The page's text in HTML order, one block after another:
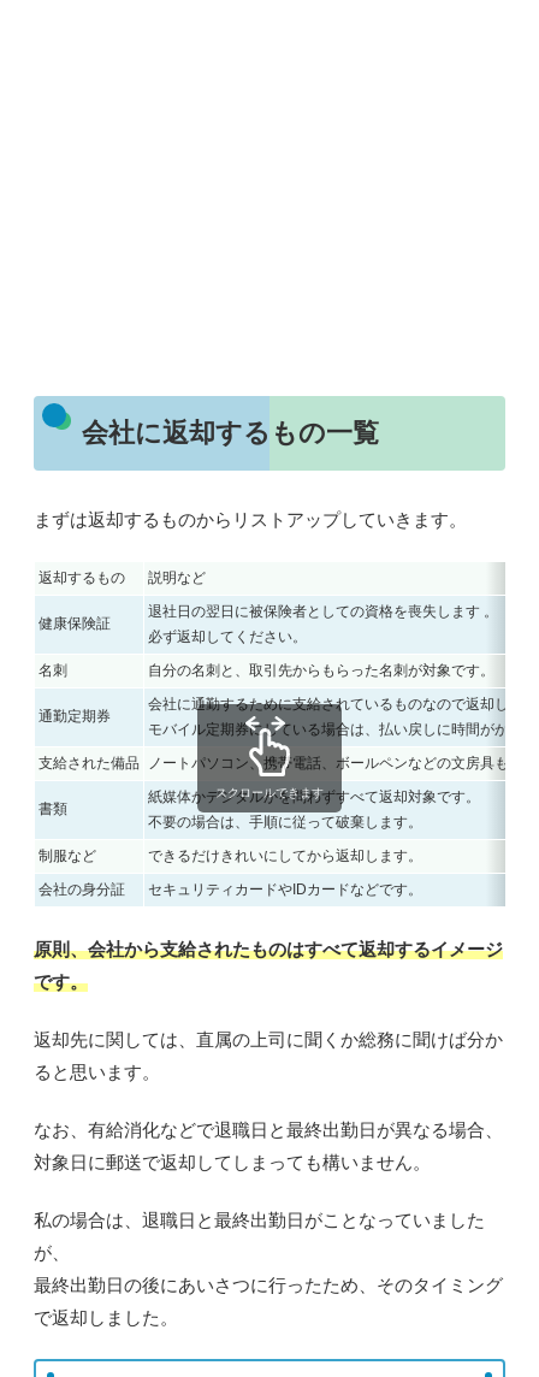
会社に返却するもの一覧
まずは返却するものからリストアップしていきます。
返却するもの 説明など
健康保険証
退社日の翌日に被保険者としての資格を喪失します 。
必ず返却してください。
名刺
自分の名刺と、取引先からもらった名刺が対象です。
通勤定期券
会社に通勤するために支給されているものなので返却しま
モバイル定期券にしている場合は、払い戻しに時間がかか
支給された備品
ノートパソコン、携帯電話、ボールペンなどの文房具も借
書類
紙媒体かデジタルかを問わずすべて返却対象です。
不要の場合は、手順に従って破棄します。
制服など
できるだけきれいにしてから返却します。
会社の身分証
セキュリティカードやIDカードなどです。
スクロールできます
原則、会社から支給されたものはすべて返却するイメージ
です。
返却先に関しては、直属の上司に聞くか総務に聞けば分か
ると思います。
なお、有給消化などで退職日と最終出勤日が異なる場合、
対象日に郵送で返却してしまっても構いません。
私の場合は、退職日と最終出勤日がことなっていました
が、
最終出勤日の後にあいさつに行ったため、そのタイミング
で返却しました。